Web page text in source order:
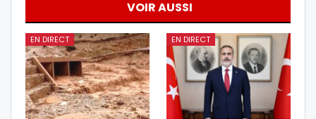
VOIR AUSSI
EN DIRECT EN DIRECT